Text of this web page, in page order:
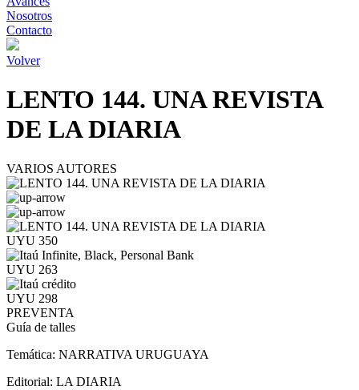
Nosotros
Contacto
Volver
LENTO 144. UNA REVISTA
DE LA DIARIA
VARIOS AUTORES
UYU 350
UYU 263
UYU 298
PREVENTA
Guía de talles
Temática: NARRATIVA URUGUAYA
Editorial: LA DIARIA